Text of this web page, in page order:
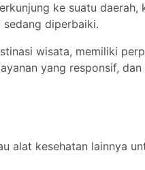
ke suatu daerah,
diperbaiki.
wisata, memiliki
yang responsif,
alat kesehatan lainnya